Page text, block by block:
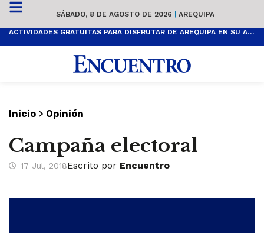
SÁBADO, 8 DE AGOSTO DE 2026 | AREQUIPA
ACTIVIDADES GRATUITAS PARA DISFRUTAR DE AREQUIPA EN SU ANIVERSARIO
Inicio > Opinión
Campaña electoral
17 Jul, 2018Escrito por Encuentro